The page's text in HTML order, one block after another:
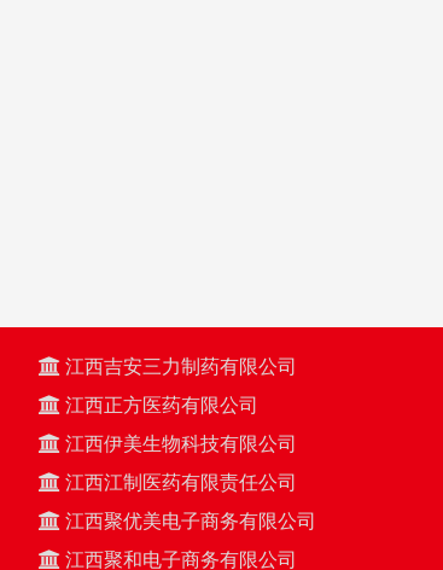
江西吉安三力制药有限公司
江西正方医药有限公司
江西伊美生物科技有限公司
江西江制医药有限责任公司
江西聚优美电子商务有限公司
江西聚和电子商务有限公司